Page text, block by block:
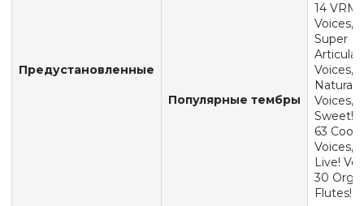
Предустановленные
Популярные тембры
14 VRM
Voices,
Super
Voices,
Natural!
Voices,
Sweet!
63 Cool!
Voices,
Live!
30
Flutes!